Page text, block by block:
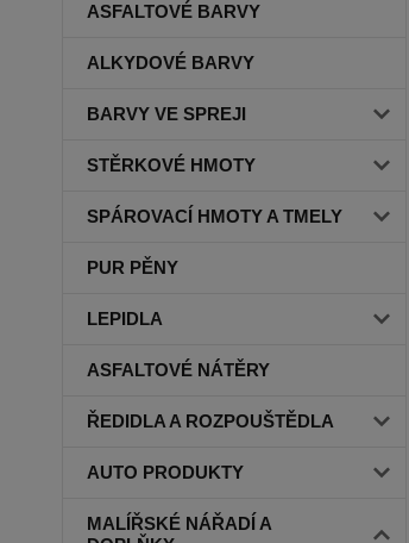
ASFALTOVÉ BARVY
ALKYDOVÉ BARVY
BARVY VE SPREJI
STĚRKOVÉ HMOTY
SPÁROVACÍ HMOTY A TMELY
PUR PĚNY
LEPIDLA
ASFALTOVÉ NÁTĚRY
ŘEDIDLA A ROZPOUŠTĚDLA
AUTO PRODUKTY
MALÍŘSKÉ NÁŘADÍ A